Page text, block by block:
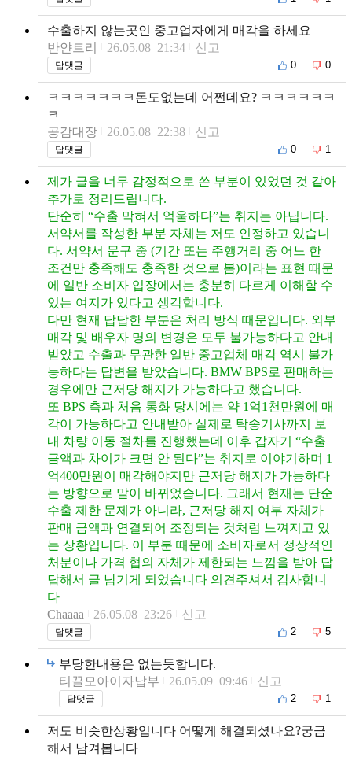
수출하지 않는곳인 중고업자에게 매각을 하세요
반얀트리
26.05.08 21:34 신고
답댓글 0 0
ㅋㅋㅋㅋㅋㅋㅋ돈도없는데 어쩐데요? ㅋㅋㅋㅋㅋㅋ
ㅋ
공감대장
26.05.08 22:38 신고
답댓글 0 1
제가 글을 너무 감정적으로 쓴 부분이 있었던 것 같아
추가로 정리드립니다.
단순히 “수출 막혀서 억울하다”는 취지는 아닙니다.
서약서를 작성한 부분 자체는 저도 인정하고 있습니
다. 서약서 문구 중 (기간 또는 주행거리 중 어느 한
조건만 충족해도 충족한 것으로 봄)이라는 표현 때문
에 일반 소비자 입장에서는 충분히 다르게 이해할 수
있는 여지가 있다고 생각합니다.
다만 현재 답답한 부분은 처리 방식 때문입니다. 외부
매각 및 배우자 명의 변경은 모두 불가능하다고 안내
받았고 수출과 무관한 일반 중고업체 매각 역시 불가
능하다는 답변을 받았습니다. BMW BPS로 판매하는
경우에만 근저당 해지가 가능하다고 했습니다.
또 BPS 측과 처음 통화 당시에는 약 1억1천만원에 매
각이 가능하다고 안내받아 실제로 탁송기사까지 보
내 차량 이동 절차를 진행했는데 이후 갑자기 “수출
금액과 차이가 크면 안 된다”는 취지로 이야기하며 1
억400만원이 매각해야지만 근저당 해지가 가능하다
는 방향으로 말이 바뀌었습니다. 그래서 현재는 단순
수출 제한 문제가 아니라, 근저당 해지 여부 자체가
판매 금액과 연결되어 조정되는 것처럼 느껴지고 있
는 상황입니다. 이 부분 때문에 소비자로서 정상적인
처분이나 가격 협의 자체가 제한되는 느낌을 받아 답
답해서 글 남기게 되었습니다 의견주셔서 감사합니
다
Chaaaa
26.05.08 23:26 신고
답댓글 2 5
부당한내용은 없는듯합니다.
티끌모아이자납부
26.05.09 09:46 신고
답댓글 2 1
저도 비슷한상황입니다 어떻게 해결되셨나요?궁금
해서 남겨봅니다